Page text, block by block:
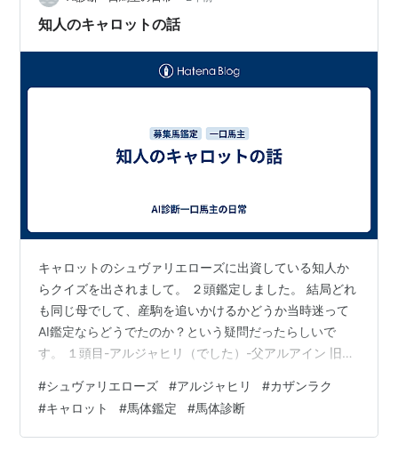
差以上に圧勝でした。単勝１.９倍とはい…
知人のキャロットの話
キャロットのシュヴァリエローズに出資している知人か
らクイズを出されまして。 ２頭鑑定しました。 結局どれ
も同じ母でして、産駒を追いかけるかどうか当時迷って
AI鑑定ならどうでたのか？という疑問だったらしいで
す。 １頭目-アルジャヒリ（でした）-父アルアイン 旧プ
ートプログラムで１００％合格 先日引退しサラオクで売
られたらしいです。この馬、４戦０勝なんですがすべて
芝で走ってたんです。ダートで走ってたら違った未来が
#シュヴァリエローズ #アルジャヒリ #カザンラク
#キャロット #馬体鑑定 #馬体診断